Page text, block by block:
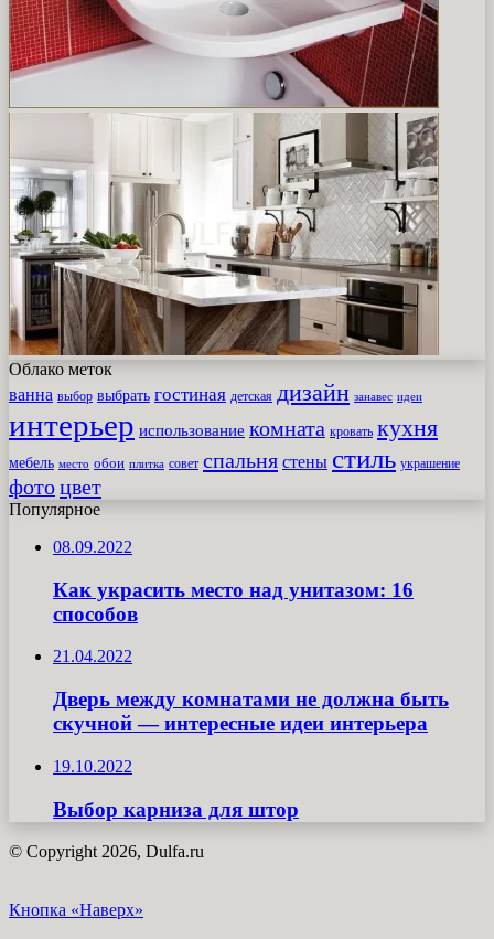
Облако меток
ванна выбор выбрать гостиная детская дизайн занавес идеи
интерьер использование комната кровать кухня
мебель место обои плитка совет спальня стены стиль украшение
фотоцвет
Популярное
08.09.2022
Как украсить место над унитазом: 16
способов
21.04.2022
Дверь между комнатами не должна быть
скучной — интересные идеи интерьера
19.10.2022
Выбор карниза для штор
© Copyright 2026, Dulfa.ru
Кнопка «Наверх»